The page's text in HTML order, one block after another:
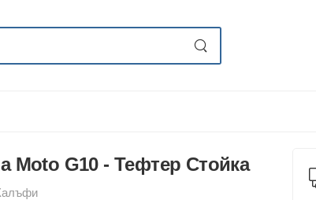
Moto G10 - Тефтер Стойка